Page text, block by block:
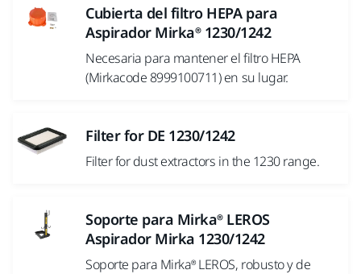
Cubierta del filtro HEPA para
Aspirador Mirka® 1230/1242
Necesaria para mantener el filtro HEPA
(Mirkacode 8999100711) en su lugar.
Filter for DE 1230/1242
Filter for dust extractors in the 1230 range.
Soporte para Mirka® LEROS
Aspirador Mirka 1230/1242
Soporte para Mirka® LEROS, robusto y de